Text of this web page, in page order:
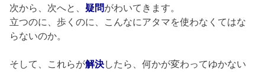
次から、次へと、 疑問がわいてきます。
立つのに、歩くのに、こんなにアタマを使わなくてはな
らないのか。
そして、これらが解決したら、何かが変わってゆかない